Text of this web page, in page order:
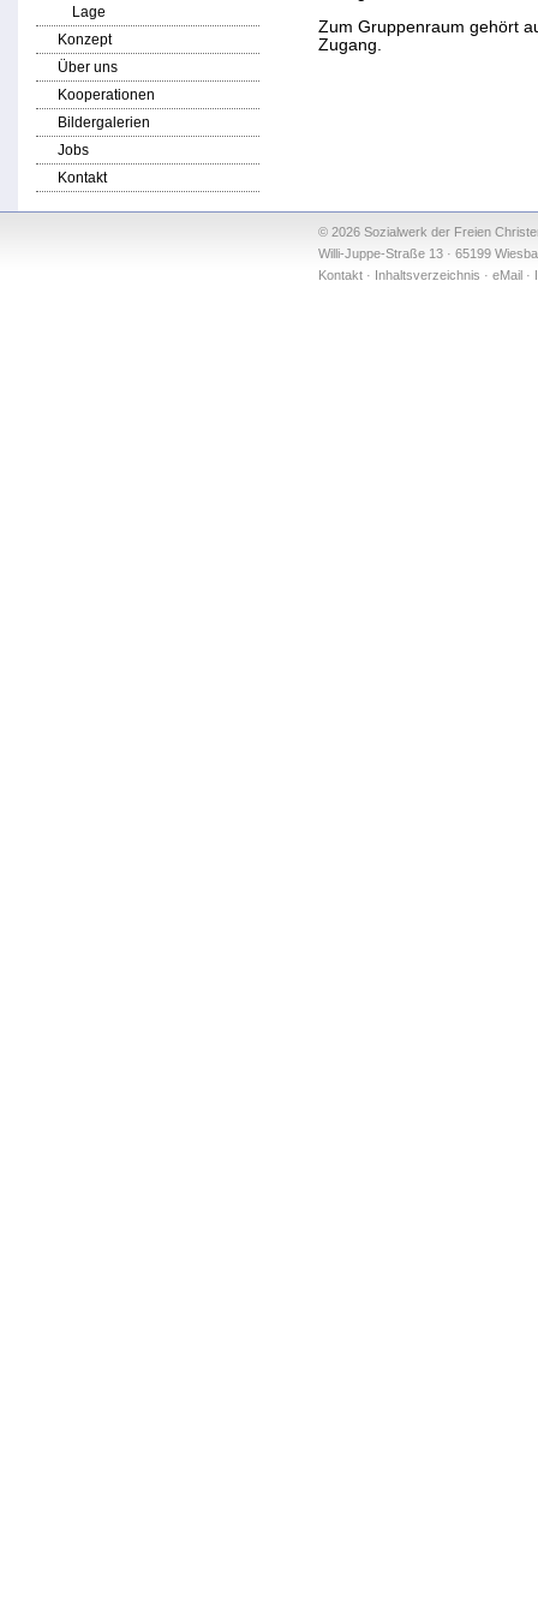
Lage
Konzept
Über uns
Kooperationen
Bildergalerien
Jobs
Kontakt
Zum Gruppenraum gehört
Zugang.
© 2026 Sozialwerk der Freien
Willi-Juppe-Straße 13 · 65199
Kontakt · Inhaltsverzeichnis · eMail ·